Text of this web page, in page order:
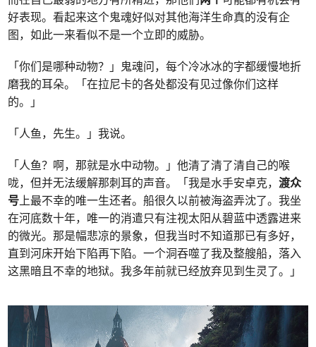
好表现。看起来这个鬼魂好似对其他海洋生命真的没有企
图，如此一来看似不是一个立即的威胁。
「你们是哪种动物？」鬼魂问，每个冷冰冰的字都缓慢地折
磨我的耳朵。「在拉尼卡的各处都没有见过像你们这样
的。」
「人鱼，先生。」我说。
「人鱼？啊，那就是水中动物。」他清了清了清自己的喉
咙，但并无法缓解那刺耳的声音。「我是水手安卓克，渡众
号上最不幸的唯一生还者。船很久以前被海盗弄沈了。我坐
在河底数十年，唯一的消遣只有注视太阳从碧蓝中透露进来
的微光。那是幅悲凉的景象，但我当时不知道那已有多好，
直到河床开始下陷再下陷。一个洞吞噬了我及整艘船，落入
这黑暗且不幸的地狱。我多年前就已经放弃见到生灵了。」